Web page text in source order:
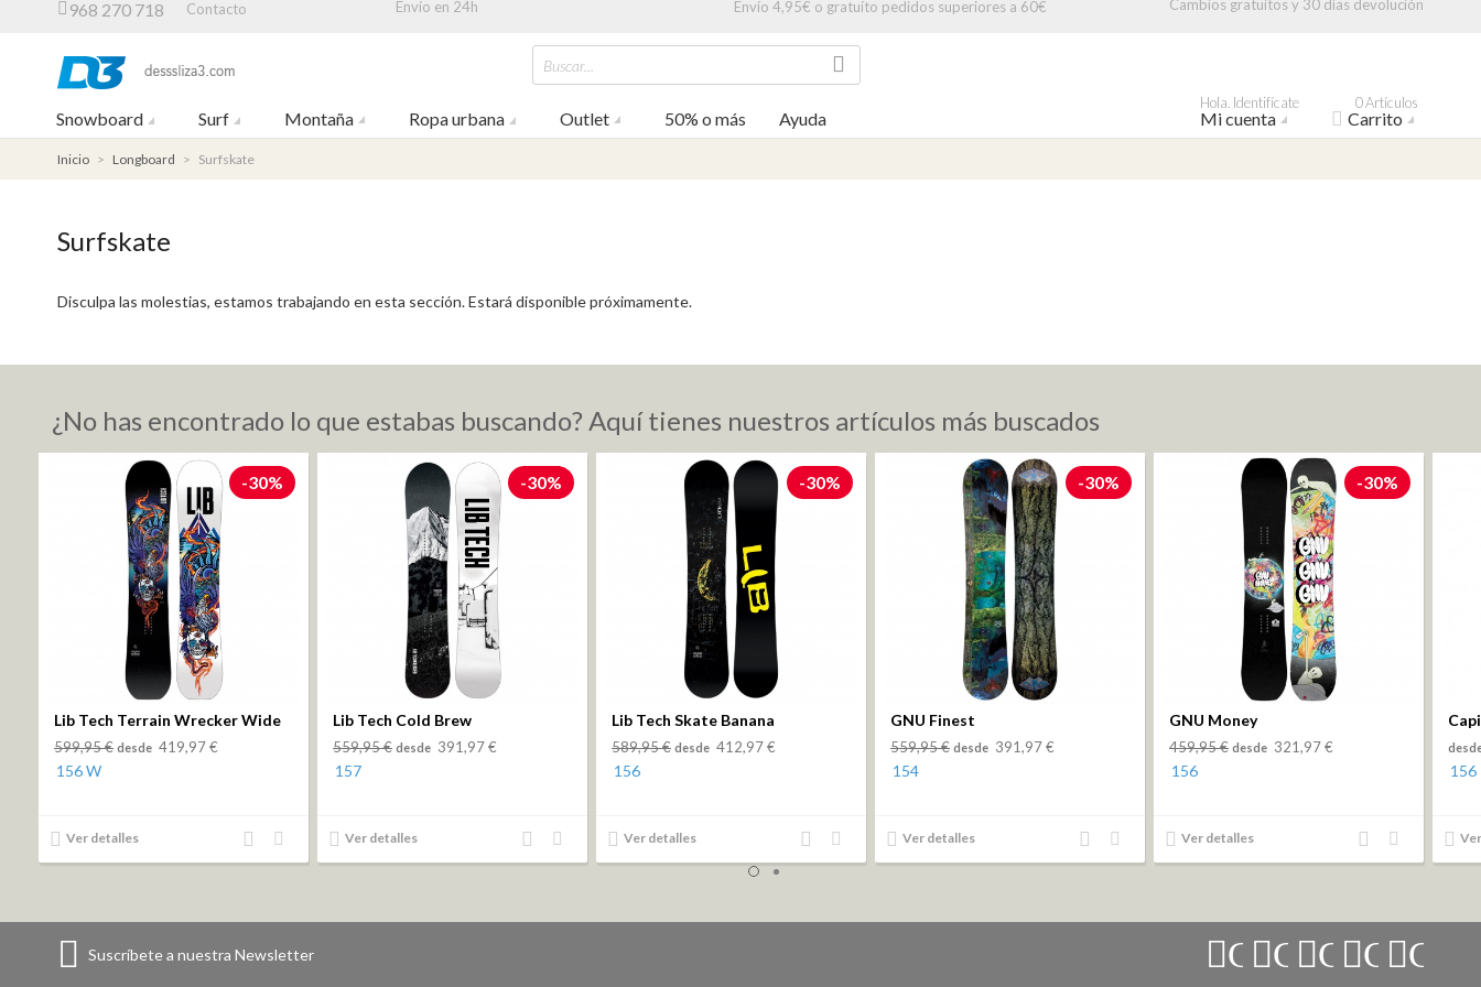
968 270 718 Contacto Envío en 24h Envío 4,95€ o gratuíto pedidos superiores a 60€ Cambios gratuitos y 30 días devolución
Buscar...
Hola. Identifícate
Mi cuenta
0 Artículos
Carrito
Snowboard Surf Montaña Ropa urbana Outlet 50% o más Ayuda
Inicio > Longboard > Surfskate
Surfskate
Disculpa las molestias, estamos trabajando en esta sección. Estará disponible próximamente.
¿No has encontrado lo que estabas buscando? Aquí tienes nuestros artículos más buscados
-30%
Lib Tech Terrain Wrecker Wide
599,95 € desde 419,97 €
156 W
Ver detalles
Añadir
deseos
Añadir
al
-30%
Lib Tech Cold Brew
559,95 € desde 391,97 €
157
Ver detalles
Añadir
deseos
Añadir
al
-30%
Lib Tech Skate Banana
589,95 € desde 412,97 €
156
Ver detalles
Añadir
deseos
Añadir
al
-30%
GNU Finest
559,95 € desde 391,97 €
154
Ver detalles
Añadir
deseos
Añadir
al
-30%
GNU Money
459,95 € desde 321,97 €
156
Ver detalles
Añadir
deseos
Añadir
al
156
Suscríbete a nuestra Newsletter
Connect
Connect
Connect